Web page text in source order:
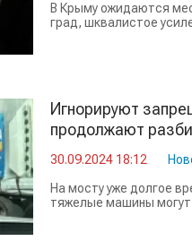
В Крыму ожидаются
град, шквалистое
Игнорируют
продолжают
Керчи
30.09.2024 18:12
На мосту уже долгое
тяжелые машины могут